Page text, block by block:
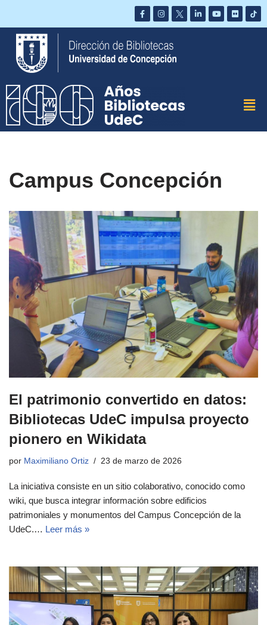
Saltar
contenido
Campus Concepción
El patrimonio convertido en datos:
Bibliotecas UdeC impulsa proyecto
pionero en Wikidata
por Maximiliano Ortiz 23 de marzo de 2026
La iniciativa consiste en un sitio colaborativo, conocido como
wiki, que busca integrar información sobre edificios
patrimoniales y monumentos del Campus Concepción de la
UdeC.… Leer más »